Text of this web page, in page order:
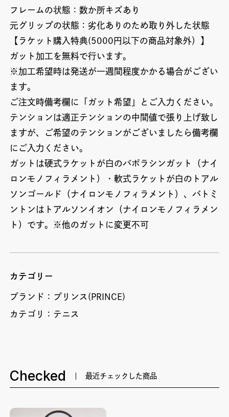
フレームの状態：数か所キズあり
元グリップの状態：劣化ありのため取り外した状態
【ラケット購入特典(5000円以下の商品対象外）】
ガット加工を無料で行います。
※加工希望時は発送が一週間程度かかる場合がござい
ます。
ご注文時備考欄に「ガット希望」とご入力ください。
テンションは適正テンションの中間値で張り上げ致し
ますが、ご希望のテンションがございましたら備考欄
にご入力ください。
ガットは硬式ラケットが白のバボラシンガット（ナイ
ロンモノフィラメント）・軟式ラケットが白のトアル
ソンゴールド（ナイロンモノフィラメント）、バトミ
ントンはトアルソンイオン（ナイロンモノフィラメン
ト）です。※他のガットに変更不可
カテゴリー
ブランド： プリンス(PRINCE)
カテゴリ： テニス
Checked 最近チェックした商品